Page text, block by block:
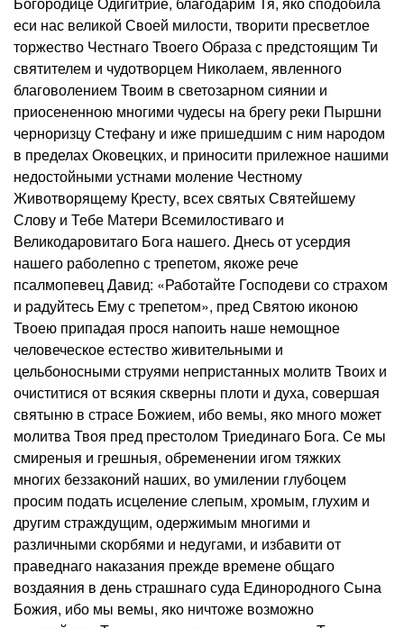
еси нас великой Своей милости, творити пресветлое
торжество Честнаго Твоего Образа с предстоящим Ти
святителем и чудотворцем Николаем, явленного
благоволением Твоим в светозарном сиянии и
приосененною многими чудесы на брегу реки Пыршни
черноризцу Стефану и иже пришедшим с ним народом
в пределах Оковецких, и приносити прилежное нашими
недостойными устнами моление Честному
Животворящему Кресту, всех святых Святейшему
Слову и Тебе Матери Всемилостиваго и
Великодаровитаго Бога нашего. Днесь от усердия
нашего раболепно с трепетом, якоже рече
псалмопевец Давид: «Работайте Господеви со страхом
и радуйтесь Ему с трепетом», пред Святою иконою
Твоею припадая прося напоить наше немощное
человеческое естество живительными и
цельбоносными струями непристанных молитв Твоих и
очиститися от всякия скверны плоти и духа, совершая
святыню в страсе Божием, ибо вемы, яко много может
молитва Твоя пред престолом Триединаго Бога. Се мы
смиреныя и грешныя, обременении игом тяжких
многих беззаконий наших, во умилении глубоцем
просим подать исцеление слепым, хромым, глухим и
другим страждущим, одержимым многими и
различными скорбями и недугами, и избавити от
праведнаго наказания прежде времене общаго
воздаяния в день страшнаго суда Единородного Сына
Божия, ибо мы вемы, яко ничтоже возможно